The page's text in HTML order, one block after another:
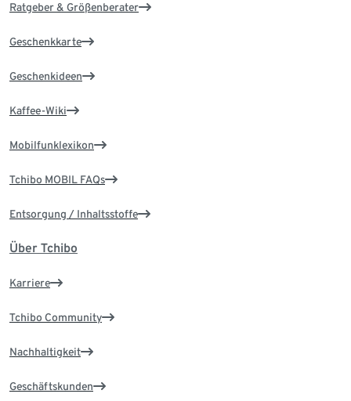
Ratgeber & Größenberater
Geschenkkarte
Geschenkideen
Kaffee-Wiki
Mobilfunklexikon
Tchibo MOBIL FAQs
Entsorgung / Inhaltsstoffe
Über Tchibo
Karriere
Tchibo Community
Nachhaltigkeit
Geschäftskunden